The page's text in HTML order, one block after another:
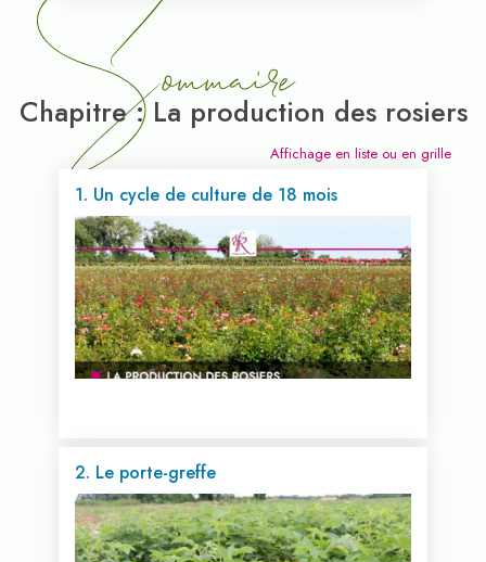
Sommaire
Chapitre : La production des rosiers
Affichage en liste ou en grille
1. Un cycle de culture de 18 mois
Voir cette vidéo...
2. Le porte-greffe